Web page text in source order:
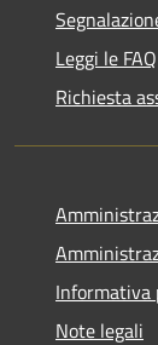
Leggi le FAQ
Richiesta
Informativa
Note legali